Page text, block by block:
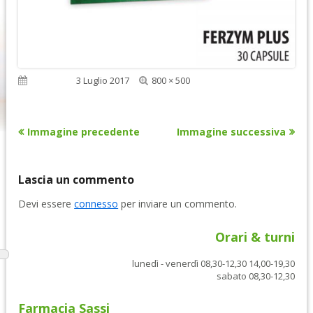
Pubblicato3 Luglio 2017
Dimensione
800 × 500
Immagine precedente Immagine successiva
Lascia un commento
Devi essereconnesso per inviare un commento.
Orari & turni
lunedì - venerdì 08,30-12,30 14,00-19,30
sabato 08,30-12,30
Farmacia Sassi